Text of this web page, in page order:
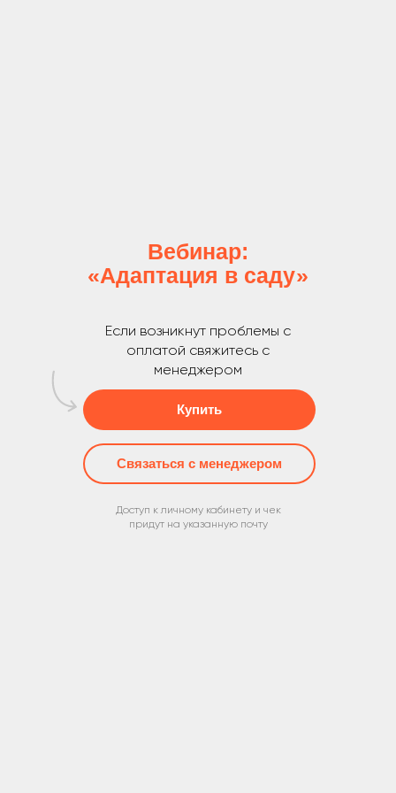
Вебинар:
«Адаптация в саду»
Если возникнут проблемы с
оплатой свяжитесь с
менеджером
Доступ к личному кабинету и чек
придут на указанную почту
Купить
Связаться с менеджером